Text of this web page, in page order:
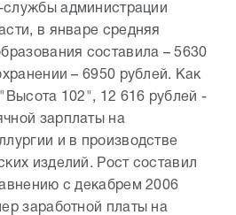
администрации
в январе средняя
составила – 5630
– 6950 рублей. Как
102", 12 616 рублей -
зарплаты на
и в производстве
изделий. Рост составил
с декабрем 2006
заработной платы на